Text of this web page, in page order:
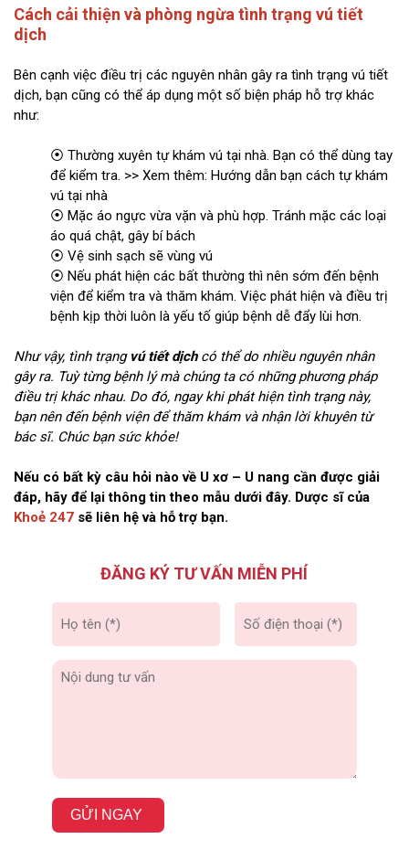
Cách cải thiện và phòng ngừa tình trạng vú tiết
dịch
Bên cạnh việc điều trị các nguyên nhân gây ra tình trạng vú tiết
dịch, bạn cũng có thể áp dụng một số biện pháp hỗ trợ khác
như:
⦿ Thường xuyên tự khám vú tại nhà. Bạn có thể dùng tay
để kiểm tra. >> Xem thêm: Hướng dẫn bạn cách tự khám
vú tại nhà
⦿ Mặc áo ngực vừa vặn và phù hợp. Tránh mặc các loại
áo quá chật, gây bí bách
⦿ Vệ sinh sạch sẽ vùng vú
⦿ Nếu phát hiện các bất thường thì nên sớm đến bệnh
viện để kiểm tra và thăm khám. Việc phát hiện và điều trị
bệnh kịp thời luôn là yếu tố giúp bệnh dễ đẩy lùi hơn.
Như vậy, tình trạng vú tiết dịchcó thể do nhiều nguyên nhân
gây ra. Tuỳ từng bệnh lý mà chúng ta có những phương pháp
điều trị khác nhau. Do đó, ngay khi phát hiện tình trạng này,
bạn nên đến bệnh viện để thăm khám và nhận lời khuyên từ
bác sĩ. Chúc bạn sức khỏe!
Nếu có bất kỳ câu hỏi nào về U xơ – U nang cần được giải
đáp, hãy để lại thông tin theo mẫu dưới đây. Dược sĩ của
Khoẻ 247 sẽ liên hệ và hỗ trợ bạn.
ĐĂNG KÝ TƯ VẤN MIỄN PHÍ
GỬI NGAY